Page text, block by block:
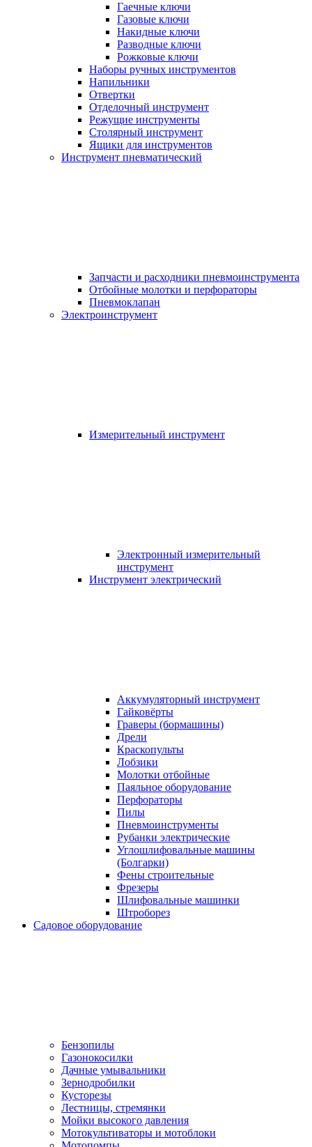
Гаечные ключи
Газовые ключи
Накидные ключи
Разводные ключи
Рожковые ключи
Наборы ручных инструментов
Напильники
Отвертки
Отделочный инструмент
Режущие инструменты
Столярный инструмент
Ящики для инструментов
Инструмент пневматический
Запчасти и расходники пневмоинструмента
Отбойные молотки и перфораторы
Пневмоклапан
Электроинструмент
Измерительный инструмент
Электронный измерительный
инструмент
Инструмент электрический
Аккумуляторный инструмент
Гайковёрты
Граверы (бормашины)
Дрели
Краскопульты
Лобзики
Молотки отбойные
Паяльное оборудование
Перфораторы
Пилы
Пневмоинструменты
Рубанки электрические
Углошлифовальные машины
(Болгарки)
Фены строительные
Фрезеры
Шлифовальные машинки
Штроборез
Садовое оборудование
Бензопилы
Газонокосилки
Дачные умывальники
Зернодробилки
Кусторезы
Лестницы, стремянки
Мойки высокого давления
Мотокультиваторы и мотоблоки